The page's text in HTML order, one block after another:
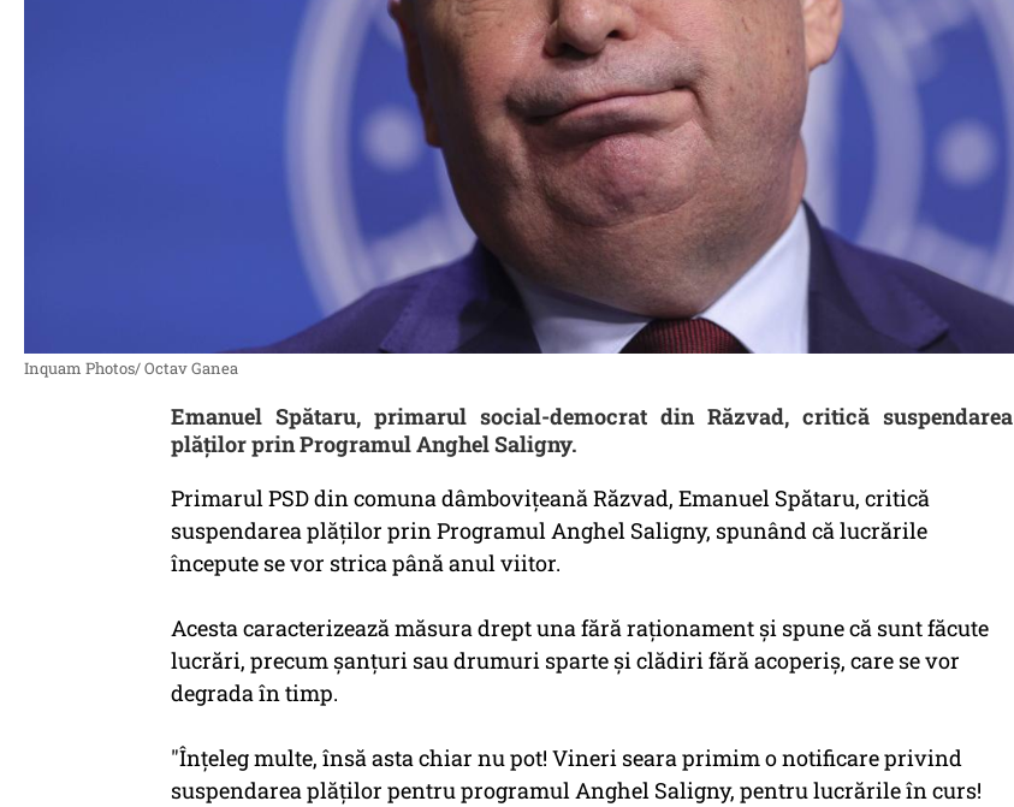
Inquam Photos/ Octav Ganea
Emanuel Spătaru, primarul social-democrat din Răzvad, critică suspendarea
plăților prin Programul Anghel Saligny.
Primarul PSD din comuna dâmboviţeană Răzvad, Emanuel Spătaru, critică
suspendarea plăţilor prin Programul Anghel Saligny, spunând că lucrările
începute se vor strica până anul viitor.
Acesta caracterizează măsura drept una fără raţionament şi spune că sunt făcute
lucrări, precum şanţuri sau drumuri sparte şi clădiri fără acoperiş, care se vor
degrada în timp.
"Înţeleg multe, însă asta chiar nu pot! Vineri seara primim o notificare privind
suspendarea plăţilor pentru programul Anghel Saligny, pentru lucrările în curs!